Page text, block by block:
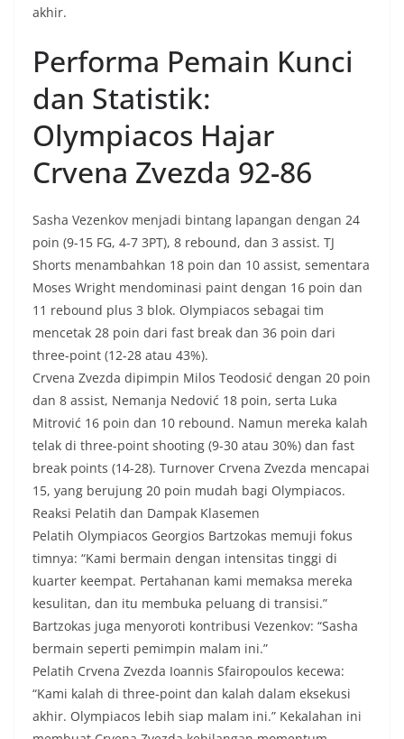
akhir.
Performa Pemain Kunci
dan Statistik:
Olympiacos Hajar
Crvena Zvezda 92-86
Sasha Vezenkov menjadi bintang lapangan dengan 24
poin (9-15 FG, 4-7 3PT), 8 rebound, dan 3 assist. TJ
Shorts menambahkan 18 poin dan 10 assist, sementara
Moses Wright mendominasi paint dengan 16 poin dan
11 rebound plus 3 blok. Olympiacos sebagai tim
mencetak 28 poin dari fast break dan 36 poin dari
three-point (12-28 atau 43%).
Crvena Zvezda dipimpin Milos Teodosić dengan 20 poin
dan 8 assist, Nemanja Nedović 18 poin, serta Luka
Mitrović 16 poin dan 10 rebound. Namun mereka kalah
telak di three-point shooting (9-30 atau 30%) dan fast
break points (14-28). Turnover Crvena Zvezda mencapai
15, yang berujung 20 poin mudah bagi Olympiacos.
Reaksi Pelatih dan Dampak Klasemen
Pelatih Olympiacos Georgios Bartzokas memuji fokus
timnya: “Kami bermain dengan intensitas tinggi di
kuarter keempat. Pertahanan kami memaksa mereka
kesulitan, dan itu membuka peluang di transisi.”
Bartzokas juga menyoroti kontribusi Vezenkov: “Sasha
bermain seperti pemimpin malam ini.”
Pelatih Crvena Zvezda Ioannis Sfairopoulos kecewa:
“Kami kalah di three-point dan kalah dalam eksekusi
akhir. Olympiacos lebih siap malam ini.” Kekalahan ini